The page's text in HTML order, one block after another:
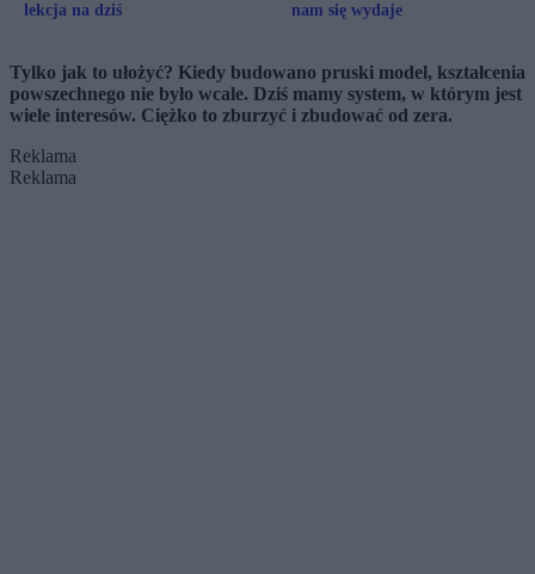
lekcja na dziś
nam się wydaje
Tylko jak to ułożyć? Kiedy budowano pruski model, kształcenia
powszechnego nie było wcale. Dziś mamy system, w którym jest
wiele interesów. Ciężko to zburzyć i zbudować od zera.
Reklama
Reklama